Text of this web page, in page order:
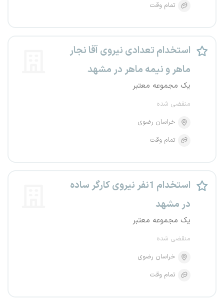
تمام وقت
استخدام تعدادی نیروی آقا نجار
ماهر و نیمه ماهر در مشهد
یک مجموعه معتبر
منقضی شده
خراسان رضوی
تمام وقت
استخدام 1نفر نیروی کارگر ساده
در مشهد
یک مجموعه معتبر
منقضی شده
خراسان رضوی
تمام وقت